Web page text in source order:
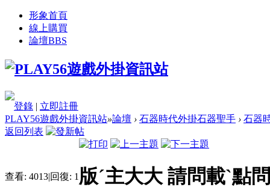
形象首頁
線上購買
論壇BBS
登錄 | 立即註冊
PLAY56遊戲外掛資訊站»論壇 › 石器時代外掛石器聖手 › 石器
返回列表
查看: 4013|回復: 1 版ˊ主大大 請問載ˋ點